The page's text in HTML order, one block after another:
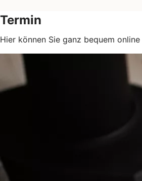
Termin
Hier können Sie ganz bequem